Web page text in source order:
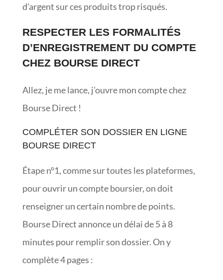
d’argent sur ces produits trop risqués.
RESPECTER LES FORMALITÉS
D’ENREGISTREMENT DU COMPTE
CHEZ BOURSE DIRECT
Allez, je me lance, j’ouvre mon compte chez
Bourse Direct !
COMPLÉTER SON DOSSIER EN LIGNE
BOURSE DIRECT
Étape n°1, comme sur toutes les plateformes,
pour ouvrir un compte boursier, on doit
renseigner un certain nombre de points.
Bourse Direct annonce un délai de 5 à 8
minutes pour remplir son dossier. On y
complète 4 pages :